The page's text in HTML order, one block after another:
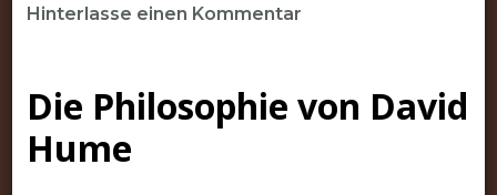
Hinterlasse einen Kommentarzu
von
Die Philosophie von David
Hume